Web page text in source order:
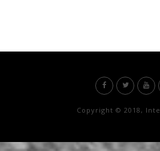
Copyright © 2018,